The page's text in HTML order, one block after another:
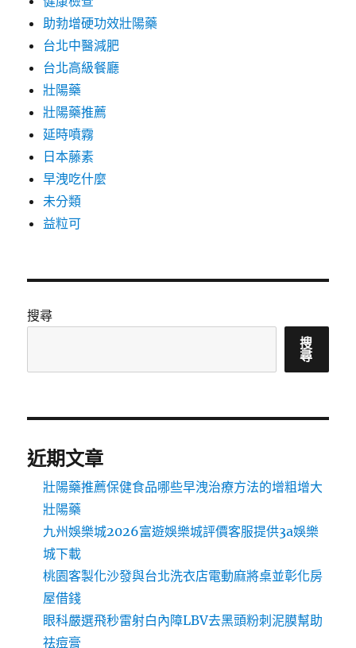
助勃增硬功效壯陽藥
台北中醫減肥
台北高級餐廳
壯陽藥
壯陽藥推薦
延時噴霧
日本藤素
早洩吃什麼
未分類
益粒可
搜尋
搜
尋
近期文章
壯陽藥推薦保健食品哪些早洩治療方法的增粗增大
壯陽藥
九州娛樂城2026富遊娛樂城評價客服提供3a娛樂
城下載
桃園客製化沙發與台北洗衣店電動麻將桌並彰化房
屋借錢
眼科嚴選飛秒雷射白內障LBV去黑頭粉刺泥膜幫助
祛痘膏